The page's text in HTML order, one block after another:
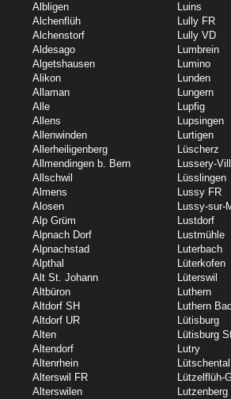
Albligen
Alchenflüh
Alchenstorf
Aldesago
Algetshausen
Alikon
Allaman
Alle
Allens
Allenwinden
Allerheiligenberg
Allmendingen b. Bern
Allschwil
Almens
Alosen
Alp Grüm
Alpnach Dorf
Alpnachstad
Alpthal
Alt St. Johann
Altbüron
Altdorf SH
Altdorf UR
Alten
Altendorf
Altenrhein
Alterswil FR
Alterswilen
Luins
Lully FR
Lully VD
Lumbrein
Lumino
Lunden
Lungern
Lupfig
Lupsingen
Lurtigen
Lüscherz
Lussery-
Lüsslingen
Lussy FR
Lussy-sur-
Lustdorf
Lustmühle
Luterbach
Lüterkofen
Lüterswil
Luthern
Luthern Bad
Lütisburg
Lütisburg
Lutry
Lütschental
Lützelflüh-
Lutzenberg